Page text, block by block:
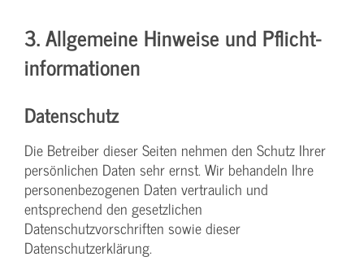
3. Allgemeine Hinweise und Pflicht­
informationen
Datenschutz
Die Betreiber dieser Seiten nehmen den Schutz Ihrer
persönlichen Daten sehr ernst. Wir behandeln Ihre
personenbezogenen Daten vertraulich und
entsprechend den gesetzlichen
Datenschutzvorschriften sowie dieser
Datenschutzerklärung.